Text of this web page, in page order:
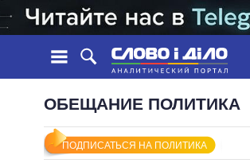
НОВОСТИ
ЛЕНТА
СОБЫТИЯ
ПОЛИТИКА
ОБЕЩАНИЯ
ОБЕЩАНИЕ ПОЛИТИКА
ПОДПИСАТЬСЯ НА ПОЛИТИКА